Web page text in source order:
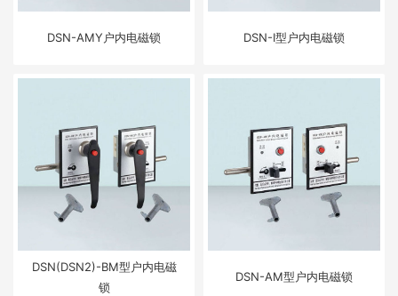
DSN-AMY户内电磁锁 DSN-Ⅰ型户内电磁锁
DSN(DSN2)-BM型户内电磁
锁
DSN-AM型户内电磁锁